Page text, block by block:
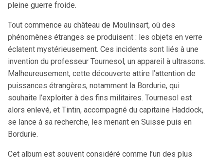
pleine guerre froide.
Tout commence au château de Moulinsart, où des
phénomènes étranges se produisent : les objets en verre
éclatent mystérieusement. Ces incidents sont liés à une
invention du professeur Tournesol, un appareil à ultrasons.
Malheureusement, cette découverte attire l’attention de
puissances étrangères, notamment la Bordurie, qui
souhaite l’exploiter à des fins militaires. Tournesol est
alors enlevé, et Tintin, accompagné du capitaine Haddock,
se lance à sa recherche, les menant en Suisse puis en
Bordurie.
Cet album est souvent considéré comme l’un des plus